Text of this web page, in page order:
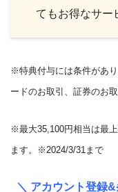
てもお得なサー
※特典付与には条件があ
ードのお取引、証券のお取
※最大35,100円相当は最
ます。※2024/3/31まで
＼ アカウント登録